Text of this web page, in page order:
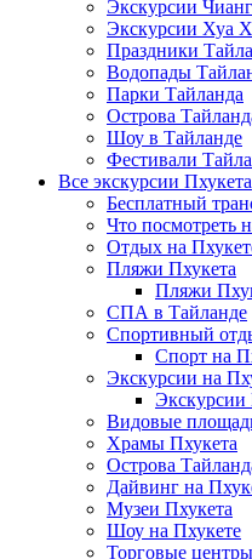
Экскурсии
Экскурсии Хуа
Праздники
Водопады
Парки Тайланда
Острова
Шоу в Тайланде
Фестивали
Все экскурсии Пхукета
Бесплатный
Что посмотреть
Отдых на
Пляжи Пхукета
Пляжи
СПА в Тайланде
Спортивный
Спорт на
Экскурсии на
Экскурсии
Видовые
Храмы Пхукета
Острова
Дайвинг на
Музеи Пхукета
Шоу на Пхукете
Торговые